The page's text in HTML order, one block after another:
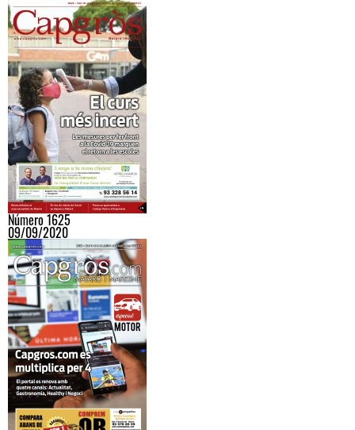
Número 1625
09/09/2020